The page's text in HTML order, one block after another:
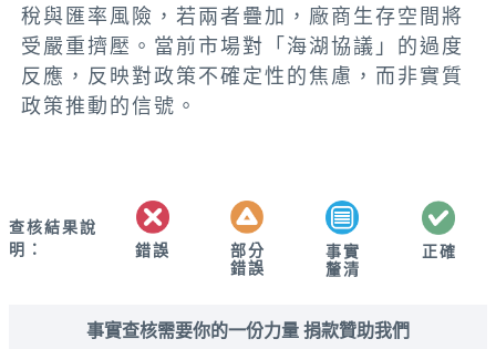
稅與匯率風險，若兩者疊加，廠商生存空間將
受嚴重擠壓。當前市場對「海湖協議」的過度
反應，反映對政策不確定性的焦慮，而非實質
政策推動的信號。
查核結果說
明：
錯誤
部分
錯誤
事實
釐清
正確
事實查核需要你的一份力量 捐款贊助我們